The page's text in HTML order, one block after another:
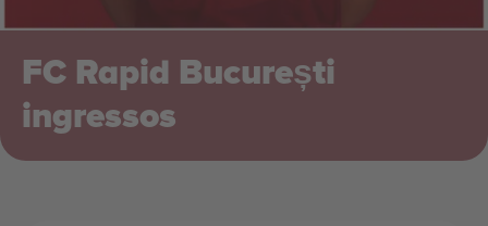
FC Rapid București
ingressos